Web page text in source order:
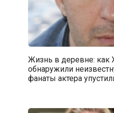
Жизнь в деревне: как
обнаружили
фанаты актера